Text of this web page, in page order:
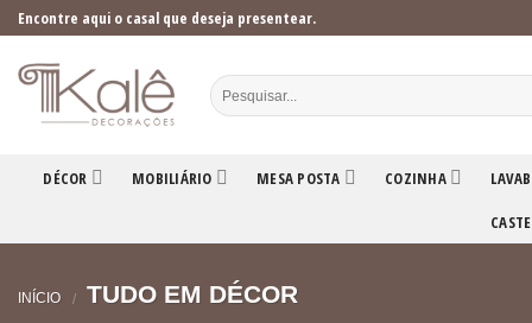
Skip
to
content
Encontre aqui o casal que deseja presentear.
DÉCOR MOBILIÁRIO MESA POSTA COZINHA
INÍCIO / TUDO EM DÉCOR